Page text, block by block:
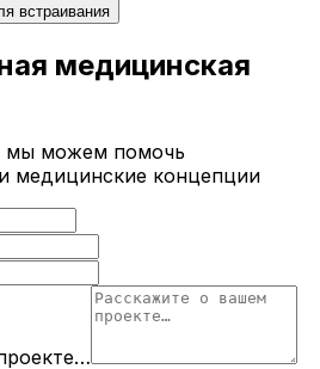
встраивания
медицинская
мы можем помочь
медицинские концепции